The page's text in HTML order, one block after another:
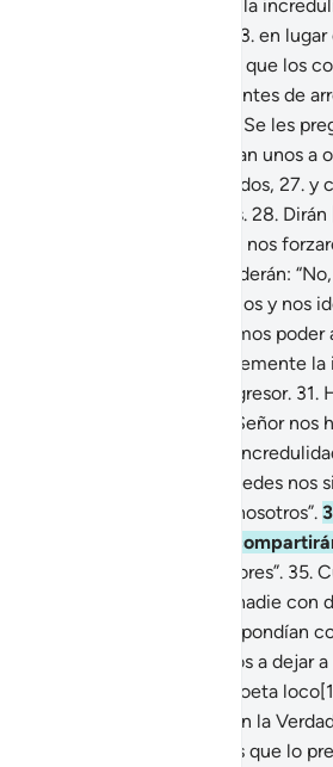
junto con sus pares [en la
23. en lugar
arréenlos por el camino que los
pero deténganlos [antes de
[Se les
sucede que no se ayudan unos a
ese día estarán entregados, 27. y
reclamarse unos a otros. 28. Dirán
“Ustedes, con su poder, nos
Pero [los ídolos] responderán:
fueron creyentes [en Dios y nos
pues nosotros no teníamos poder
ustedes [y eligieron libremente
fueron un pueblo transgresor. 31.
amenaza que Nuestro Señor nos
el castigo [por nuestra
solo los sedujimos y ustedes nos
desviándose igual que nosotros”.
dirá:] “Todos ustedes
Eso haré con los pecadores”. 35.
decía: “No hay nada ni nadie con
adorado salvo Dios”, respondían
diciendo: “¿Acaso vamos a dejar
por las palabras de un poeta
dirá:] “Él se presentó con la
Mensaje de los Profetas que lo